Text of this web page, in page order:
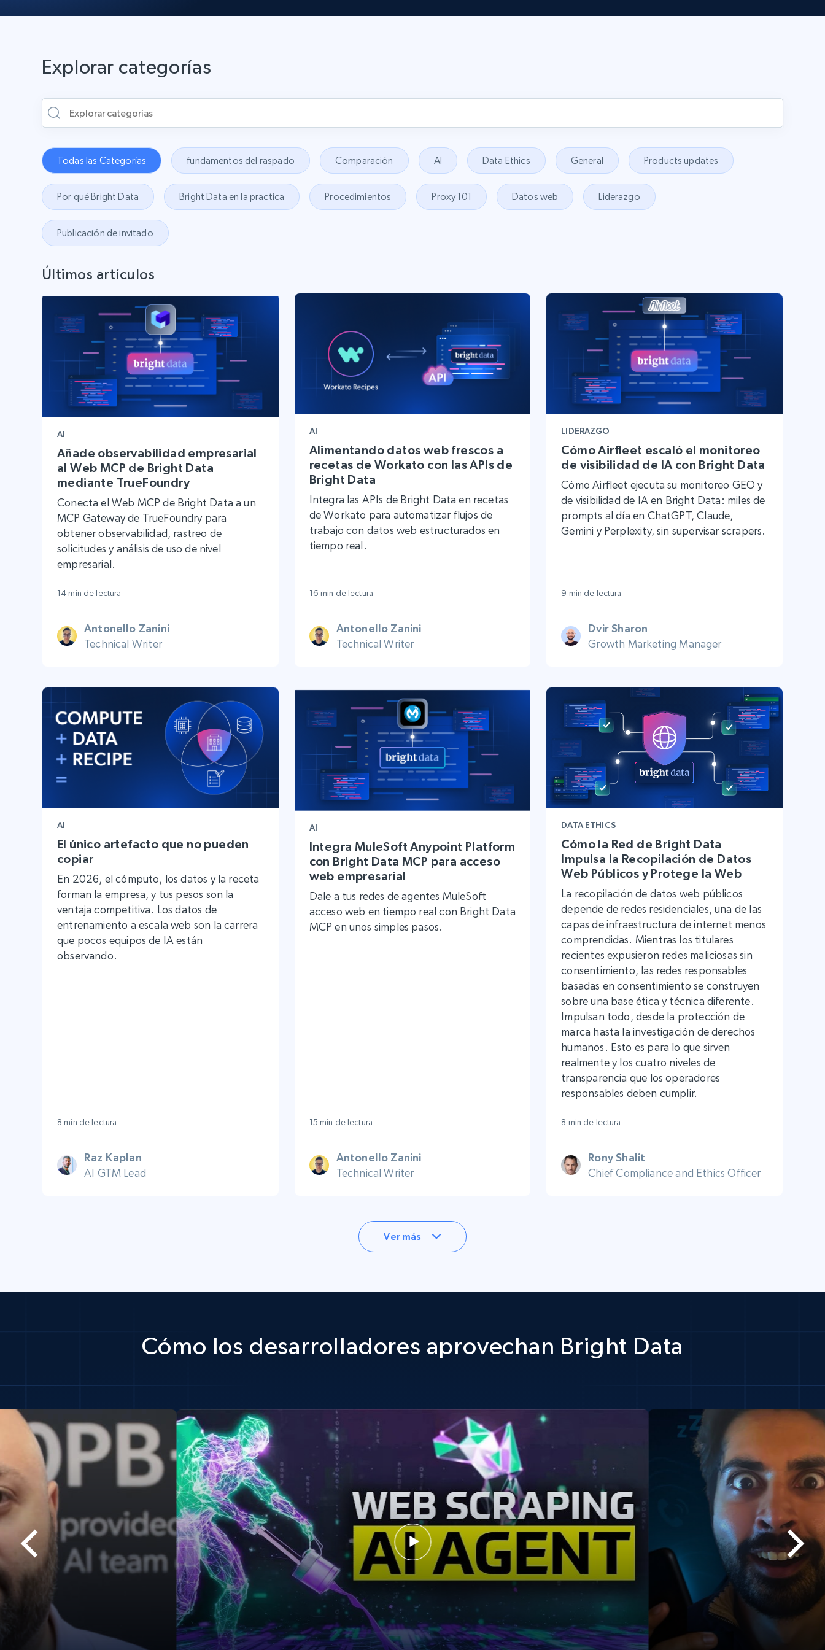
Explorar categorías
Todas las Categorías fundamentos del raspado Comparación AI Data Ethics General Products updates
Por qué Bright Data Bright Data en la practica Procedimientos Proxy 101 Datos web Liderazgo
Publicación de invitado
Últimos artículos
AI
Añade observabilidad empresarial
al Web MCP de Bright Data
mediante TrueFoundry
Conecta el Web MCP de Bright Data a un
MCP Gateway de TrueFoundry para
obtener observabilidad, rastreo de
solicitudes y análisis de uso de nivel
empresarial.
14 min de lectura
Antonello Zanini
Technical Writer
AI
Alimentando datos web frescos a
recetas de Workato con las APIs de
Bright Data
Integra las APIs de Bright Data en recetas
de Workato para automatizar flujos de
trabajo con datos web estructurados en
tiempo real.
16 min de lectura
Antonello Zanini
Technical Writer
LIDERAZGO
Cómo Airfleet escaló el monitoreo
de visibilidad de IA con Bright Data
Cómo Airfleet ejecuta su monitoreo GEO y
de visibilidad de IA en Bright Data: miles de
prompts al día en ChatGPT, Claude,
Gemini y Perplexity, sin supervisar scrapers.
9 min de lectura
Dvir Sharon
Growth Marketing Manager
AI
El único artefacto que no pueden
copiar
En 2026, el cómputo, los datos y la receta
forman la empresa, y tus pesos son la
ventaja competitiva. Los datos de
entrenamiento a escala web son la carrera
que pocos equipos de IA están
observando.
8 min de lectura
Raz Kaplan
AI GTM Lead
AI
Integra MuleSoft Anypoint Platform
con Bright Data MCP para acceso
web empresarial
Dale a tus redes de agentes MuleSoft
acceso web en tiempo real con Bright Data
MCP en unos simples pasos.
15 min de lectura
Antonello Zanini
Technical Writer
DATA ETHICS
Cómo la Red de Bright Data
Impulsa la Recopilación de Datos
Web Públicos y Protege la Web
La recopilación de datos web públicos
depende de redes residenciales, una de las
capas de infraestructura de internet menos
comprendidas. Mientras los titulares
recientes expusieron redes maliciosas sin
consentimiento, las redes responsables
basadas en consentimiento se construyen
sobre una base ética y técnica diferente.
Impulsan todo, desde la protección de
marca hasta la investigación de derechos
humanos. Esto es para lo que sirven
realmente y los cuatro niveles de
transparencia que los operadores
responsables deben cumplir.
8 min de lectura
Rony Shalit
Chief Compliance and Ethics Officer
Ver más
Cómo los desarrolladores aprovechan Bright Data